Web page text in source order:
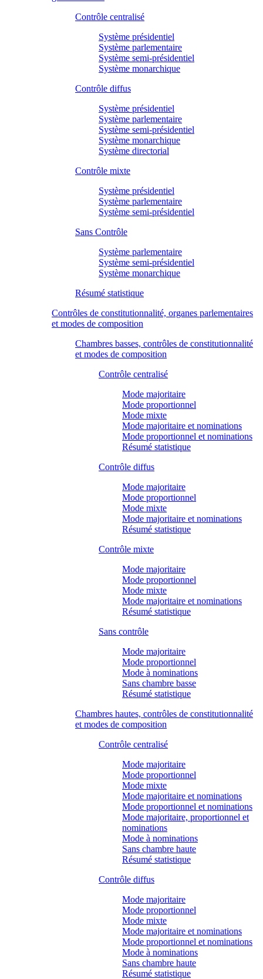
Contrôle centralisé
Système présidentiel
Système parlementaire
Système semi-présidentiel
Système monarchique
Contrôle diffus
Système présidentiel
Système parlementaire
Système semi-présidentiel
Système monarchique
Système directorial
Contrôle mixte
Système présidentiel
Système parlementaire
Système semi-présidentiel
Sans Contrôle
Système parlementaire
Système semi-présidentiel
Système monarchique
Résumé statistique
Contrôles de constitutionnalité, organes parlementaires
et modes de composition
Chambres basses, contrôles de constitutionnalité
et modes de composition
Contrôle centralisé
Mode majoritaire
Mode proportionnel
Mode mixte
Mode majoritaire et nominations
Mode proportionnel et nominations
Résumé statistique
Contrôle diffus
Mode majoritaire
Mode proportionnel
Mode mixte
Mode majoritaire et nominations
Résumé statistique
Contrôle mixte
Mode majoritaire
Mode proportionnel
Mode mixte
Mode majoritaire et nominations
Résumé statistique
Sans contrôle
Mode majoritaire
Mode proportionnel
Mode à nominations
Sans chambre basse
Résumé statistique
Chambres hautes, contrôles de constitutionnalité
et modes de composition
Contrôle centralisé
Mode majoritaire
Mode proportionnel
Mode mixte
Mode majoritaire et nominations
Mode proportionnel et nominations
Mode majoritaire, proportionnel et
nominations
Mode à nominations
Sans chambre haute
Résumé statistique
Contrôle diffus
Mode majoritaire
Mode proportionnel
Mode mixte
Mode majoritaire et nominations
Mode proportionnel et nominations
Mode à nominations
Sans chambre haute
Résumé statistique